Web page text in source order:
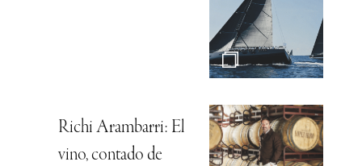
Richi Arambarri: El
vino, contado de